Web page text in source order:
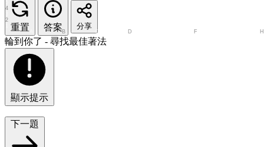
重置 答案 分享
2
4
A B C D F H
輪到你了 - 尋找最佳著法
顯示提示
下一題